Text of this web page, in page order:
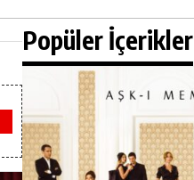
Popüler İçerikler